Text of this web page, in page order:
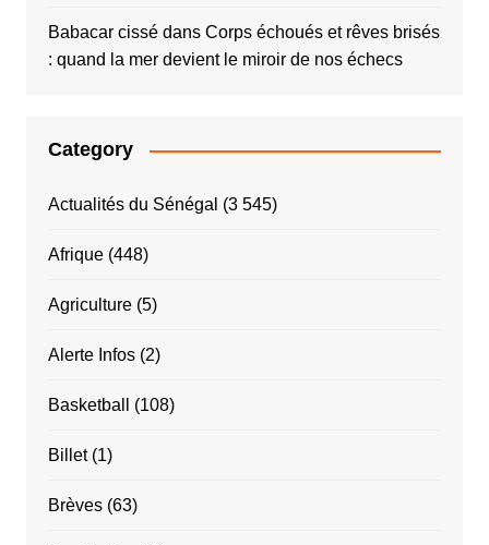
Babacar cissédans Corps échoués et rêves brisés
: quand la mer devient le miroir de nos échecs
Category
Actualités du Sénégal (3 545)
Afrique(448)
Agriculture(5)
Alerte Infos(2)
Basketball (108)
Billet(1)
Brèves(63)